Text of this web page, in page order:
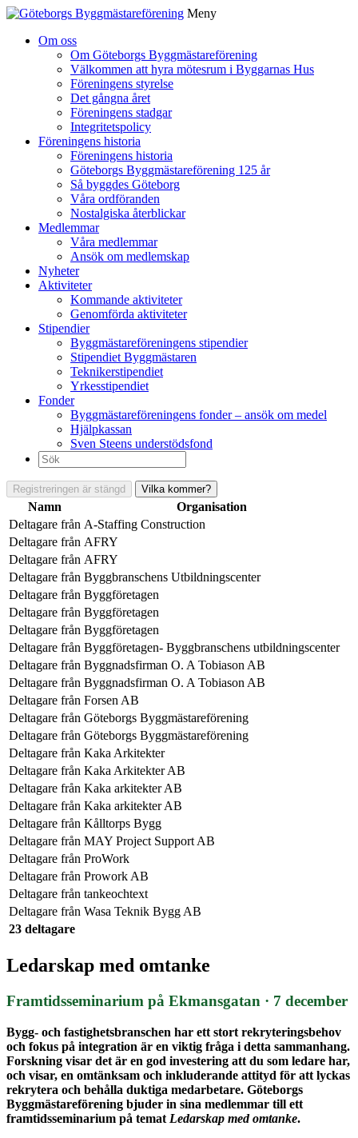
Meny
Om oss
Om Göteborgs Byggmästareförening
Välkommen att hyra mötesrum i Byggarnas Hus
Föreningens styrelse
Det gångna året
Föreningens stadgar
Integritetspolicy
Föreningens historia
Föreningens historia
Göteborgs Byggmästareförening 125 år
Så byggdes Göteborg
Våra ordföranden
Nostalgiska återblickar
Medlemmar
Våra medlemmar
Ansök om medlemskap
Nyheter
Aktiviteter
Kommande aktiviteter
Genomförda aktiviteter
Stipendier
Byggmästareföreningens stipendier
Stipendiet Byggmästaren
Teknikerstipendiet
Yrkesstipendiet
Fonder
Byggmästareföreningens fonder – ansök om medel
Hjälpkassan
Sven Steens understödsfond
Sök
efter:
Registreringen är stängd Vilka kommer?
Namn
Organisation
Deltagare från A-Staffing Construction
Deltagare från AFRY
Deltagare från AFRY
Deltagare från Byggbranschens Utbildningscenter
Deltagare från Byggföretagen
Deltagare från Byggföretagen
Deltagare från Byggföretagen
Deltagare från Byggföretagen- Byggbranschens utbildningscenter
Deltagare från Byggnadsfirman O. A Tobiason AB
Deltagare från Byggnadsfirman O. A Tobiason AB
Deltagare från Forsen AB
Deltagare från Göteborgs Byggmästareförening
Deltagare från Göteborgs Byggmästareförening
Deltagare från Kaka Arkitekter
Deltagare från Kaka Arkitekter AB
Deltagare från Kaka arkitekter AB
Deltagare från Kaka arkitekter AB
Deltagare från Kålltorps Bygg
Deltagare från MAY Project Support AB
Deltagare från ProWork
Deltagare från Prowork AB
Deltagare från tankeochtext
Deltagare från Wasa Teknik Bygg AB
23 deltagare
Ledarskap med omtanke
Framtidsseminarium på Ekmansgatan · 7 december
Bygg- och fastighetsbranschen har ett stort rekryteringsbehov
och fokus på integration är en viktig fråga i detta sammanhang.
Forskning visar det är en god investering att du som ledare har,
och visar, en omtänksam och inkluderande attityd för att lyckas
rekrytera och behålla duktiga medarbetare. Göteborgs
Byggmästareförening bjuder in sina medlemmar till ett
framtidsseminarium på temat Ledarskap med omtanke.